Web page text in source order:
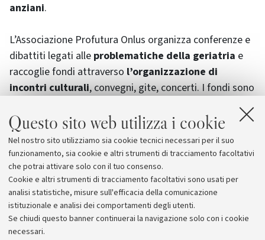
Questo sito web utilizza i cookie
Nel nostro sito utilizziamo sia cookie tecnici necessari per il suo
funzionamento, sia cookie e altri strumenti di tracciamento facoltativi
che potrai attivare solo con il tuo consenso.
Cookie e altri strumenti di tracciamento facoltativi sono usati per
analisi statistiche, misure sull'efficacia della comunicazione
istituzionale e analisi dei comportamenti degli utenti.
Se chiudi questo banner continuerai la navigazione solo con i cookie
necessari.
anziani.
L’Associazione Profutura Onlus organizza conferenze e
dibattiti legati alle problematiche della geriatria e
raccoglie fondi attraverso l’organizzazione di
incontri culturali, convegni, gite, concerti. I fondi sono
necessario, acquistando e donando attrezzature
mediche, paramediche, medicinali, o quant’altro serva
all’anziano. Spessoaffiancando, in molti casi, le
istituzioni che operanoa favore della terza età